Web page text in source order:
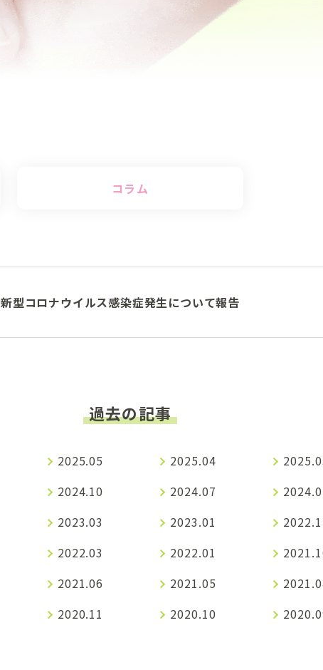
コラム
新型コロナウイルス感染症発生について報告
過去の記事
2025.05 2025.04
2024.10 2024.07
2023.03 2023.01
2022.03 2022.01
2021.06 2021.05
2020.11 2020.10